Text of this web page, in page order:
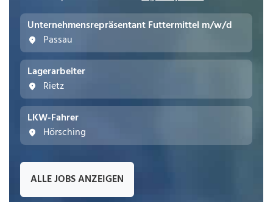
Unternehmensrepräsentant Futtermittel m/w/d
Passau
Lagerarbeiter
Rietz
LKW-Fahrer
Hörsching
ALLE JOBS ANZEIGEN